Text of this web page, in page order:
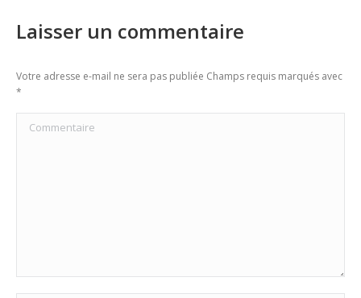
Laisser un commentaire
Votre adresse e-mail ne sera pas publiée Champs requis marqués avec
*
Commentaire